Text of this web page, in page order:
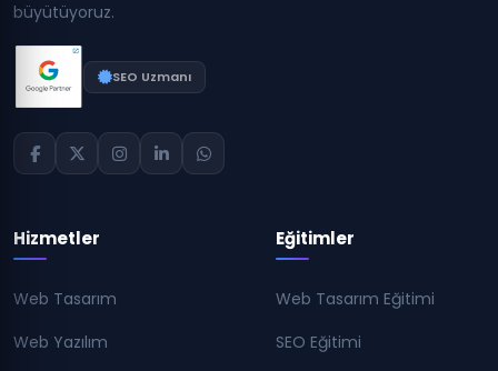
büyütüyoruz.
SEO Uzmanı
Hizmetler
Web Tasarım
Web Yazılım
Eğitimler
Web Tasarım Eğitimi
SEO Eğitimi